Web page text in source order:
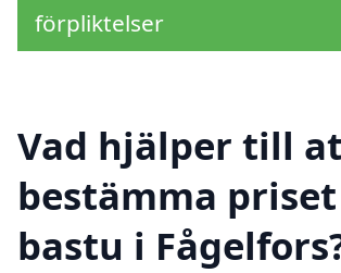
förpliktelser
Vad hjälper till
bestämma
bastu i